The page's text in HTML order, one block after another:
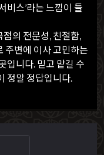
비스’라는 느낌이 들
의 전문성, 친절함,
주변에 이사 고민하는
입니다. 믿고 맡길 수
정말 정답입니다.